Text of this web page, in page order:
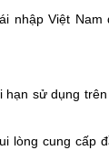
nhập Việt Nam
hạn sử dụng
lòng cung cấp